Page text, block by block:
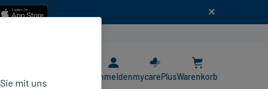
AnmeldenmycarePlusWarenkorb
mit uns